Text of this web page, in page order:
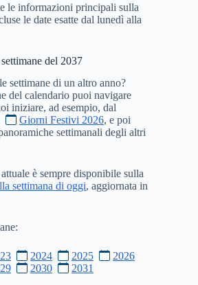
le informazioni principali sulla
le date esatte dal lunedì alla
del 2037
settimane di un altro anno?
del calendario puoi navigare
iniziare, ad esempio, dal
Giorni Festivi 2026, e poi
settimanali degli altri
è sempre disponibile sulla
settimana di oggi, aggiornata in
2024 2025
2026
2030 2031